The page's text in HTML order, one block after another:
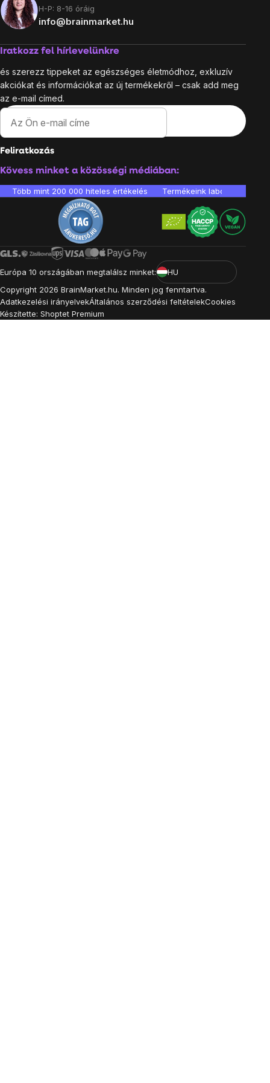
H-P: 8-16 óráig
info@brainmarket.hu
Iratkozz fel hírlevelünkre
és szerezz tippeket az egészséges életmódhoz, exkluzív
akciókat és információkat az új termékekről – csak add meg
az e-mail címed.
Feliratkozás
Kövess minket a közösségi médiában:
Több mint 200 000 hiteles értékelés Termékeink
Európa 10 országában megtalálsz minket:
HU
Copyright 2026 BrainMarket.hu. Minden jog fenntartva.
Adatkezelési irányelvekÁltalános szerződési feltételekCookies
Készítette: Shoptet Premium